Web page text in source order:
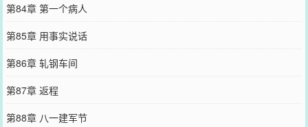
第84章 第一个病人
第85章 用事实说话
第86章 轧钢车间
第87章 返程
第88章 八一建军节